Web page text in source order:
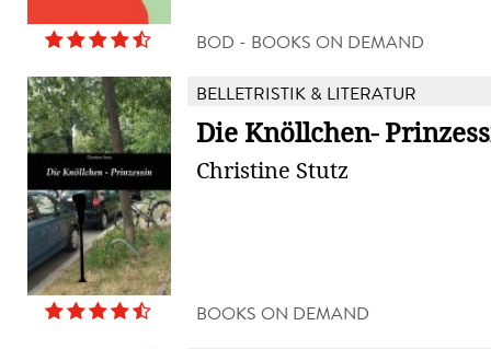
BOD - BOOKS ON DEMAND
BELLETRISTIK & LITERATUR
Die Knöllchen-
Christine Stutz
BOOKS ON DEMAND